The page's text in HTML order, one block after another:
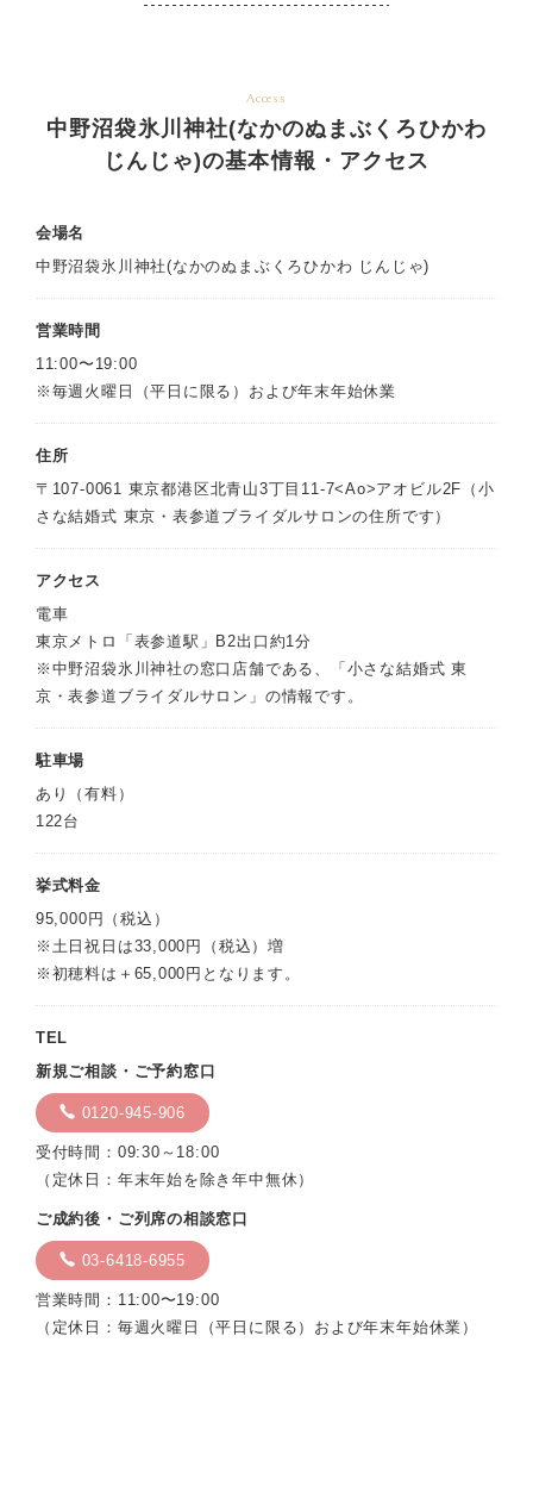
Access
中野沼袋氷川神社(なかのぬまぶくろひかわ
じんじゃ)の基本情報・アクセス
会場名
中野沼袋氷川神社(なかのぬまぶくろひかわ じんじゃ)
営業時間
11:00〜19:00
※毎週火曜日（平日に限る）および年末年始休業
住所
〒107-0061 東京都港区北青山3丁目11-7<Ao>アオビル2F（小
さな結婚式 東京・表参道ブライダルサロンの住所です）
アクセス
電車
東京メトロ「表参道駅」B2出口約1分
※中野沼袋氷川神社の窓口店舗である、「小さな結婚式 東
京・表参道ブライダルサロン」の情報です。
駐車場
あり（有料）
122台
挙式料金
95,000円（税込）
※土日祝日は33,000円（税込）増
※初穂料は＋65,000円となります。
TEL
新規ご相談・ご予約窓口
0120-945-906
受付時間：09:30～18:00
（定休日：年末年始を除き年中無休）
ご成約後・ご列席の相談窓口
03-6418-6955
営業時間：11:00〜19:00
（定休日：毎週火曜日（平日に限る）および年末年始休業）